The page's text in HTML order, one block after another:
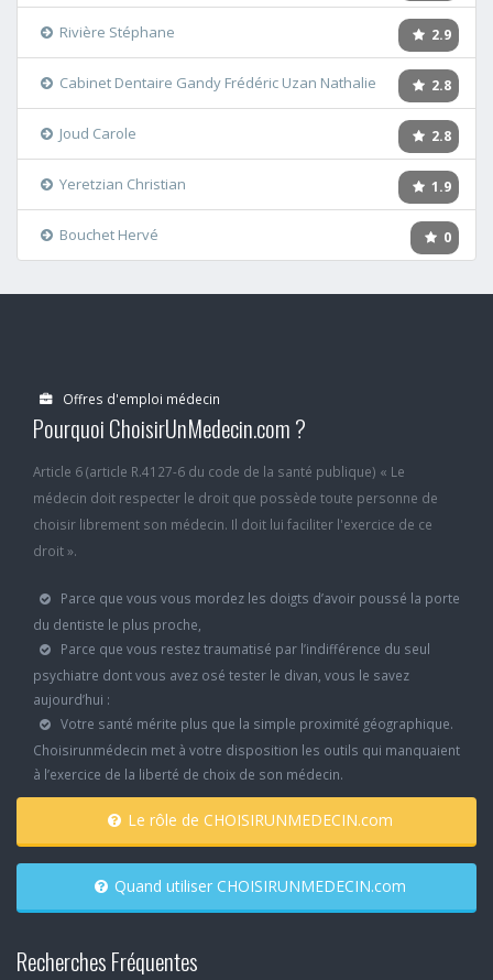
2.9
Rivière Stéphane
2.8
Cabinet Dentaire Gandy Frédéric Uzan Nathalie
2.8
Joud Carole
1.9
Yeretzian Christian
0
Bouchet Hervé
Offres d'emploi médecin
Pourquoi ChoisirUnMedecin.com ?
Article 6 (article R.4127-6 du code de la santé publique) « Le
médecin doit respecter le droit que possède toute personne de
choisir librement son médecin. Il doit lui faciliter l'exercice de ce
droit ».
Parce que vous vous mordez les doigts d’avoir poussé la porte
du dentiste le plus proche,
Parce que vous restez traumatisé par l’indifférence du seul
psychiatre dont vous avez osé tester le divan, vous le savez
aujourd’hui :
Votre santé mérite plus que la simple proximité géographique.
Choisirunmédecin met à votre disposition les outils qui manquaient
à l’exercice de la liberté de choix de son médecin.
Le rôle de CHOISIRUNMEDECIN.com
Quand utiliser CHOISIRUNMEDECIN.com
Recherches Fréquentes